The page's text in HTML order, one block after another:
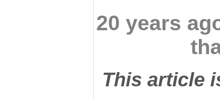
20 years
This article